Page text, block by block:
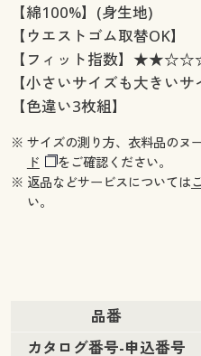
【綿100%】(身生地)
【ウエストゴム取替OK】
【フィット指数】
【小さいサイズも大きい
【色違い3枚組】
※ サイズの測り方、衣料品のヌ
ド
をご確認ください。
※ 返品などサービスについては
い。
品番
カタログ番号-申込番号